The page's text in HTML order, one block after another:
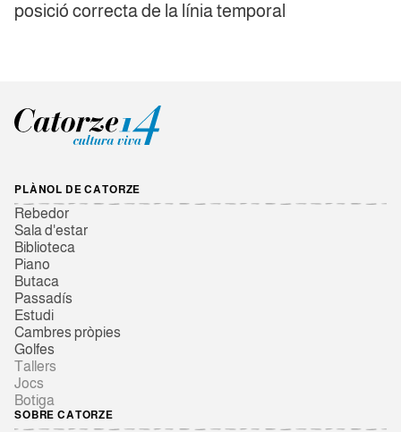
posició correcta de la línia temporal
PLÀNOL DE CATORZE
Rebedor
Sala d'estar
Biblioteca
Piano
Butaca
Passadís
Estudi
Cambres pròpies
Golfes
Tallers
Jocs
Botiga
SOBRE CATORZE